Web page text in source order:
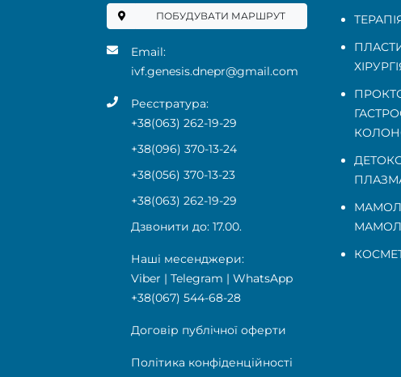
ПОБУДУВАТИ МАРШРУТ
Email:
ivf.genesis.dnepr@gmail.com
Реєстратура:
+38(063) 262-19-29
+38(096) 370-13-24
+38(056) 370-13-23
+38(063) 262-19-29
Дзвонити до: 17.00.
Наші месенджери:
Viber | Telegram | WhatsApp
+38(067) 544-68-28
Договір публічної оферти
Політика конфіденційності